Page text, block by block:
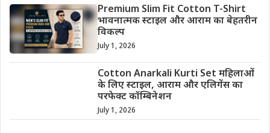
Premium Slim Fit Cotton T-Shirt
भावनात्मक स्टाइल और आराम का बेहतरीन
विकल्प
July 1, 2026
Cotton Anarkali Kurti Set महिलाओं
के लिए स्टाइल, आराम और एलिगेंस का
परफेक्ट कॉम्बिनेशन
July 1, 2026